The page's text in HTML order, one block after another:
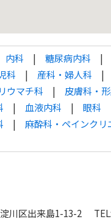
内科 糖尿病内科
科 産科・婦人科
リウマチ科 皮膚科・
血液内科 眼科
麻酔科・ペインクリ
川区出来島1-13-2